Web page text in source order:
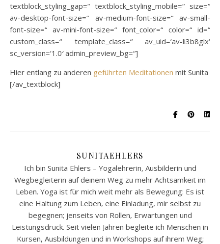
textblock_styling_gap=“ textblock_styling_mobile=“ size=“
av-desktop-font-size=“ av-medium-font-size=“ av-small-
font-size=“ av-mini-font-size=“ font_color=“ color=“ id=“
custom_class=“ template_class=“ av_uid=’av-li3b8glx‘
sc_version=’1.0′ admin_preview_bg=“]
Hier entlang zu anderen geführten Meditationen mit Sunita
[/av_textblock]
SUNITAEHLERS
Ich bin Sunita Ehlers – Yogalehrerin, Ausbilderin und
Wegbegleiterin auf deinem Weg zu mehr Achtsamkeit im
Leben. Yoga ist für mich weit mehr als Bewegung: Es ist
eine Haltung zum Leben, eine Einladung, mir selbst zu
begegnen; jenseits von Rollen, Erwartungen und
Leistungsdruck. Seit vielen Jahren begleite ich Menschen in
Kursen, Ausbildungen und in Workshops auf ihrem Weg;